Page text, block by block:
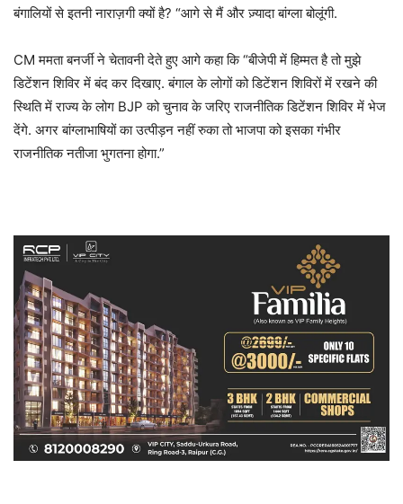
बंगालियों से इतनी नाराज़गी क्यों है? “आगे से मैं और ज़्यादा बांग्ला बोलूंगी.
CM ममता बनर्जी ने चेतावनी देते हुए आगे कहा कि “बीजेपी में हिम्मत है तो मुझे
डिटेंशन शिविर में बंद कर दिखाए. बंगाल के लोगों को डिटेंशन शिविरों में रखने की
स्थिति में राज्य के लोग BJP को चुनाव के जरिए राजनीतिक डिटेंशन शिविर में भेज
देंगे. अगर बांग्लाभाषियों का उत्पीड़न नहीं रुका तो भाजपा को इसका गंभीर
राजनीतिक नतीजा भुगतना होगा.”